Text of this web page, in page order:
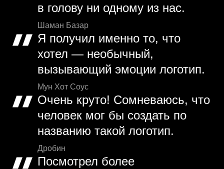
в голову ни одному из нас.
Шаман Базар
Я получил именно то, что
хотел — необычный,
вызывающий эмоции логотип.
Мун Хот Соус
Очень круто! Сомневаюсь, что
человек мог бы создать по
названию такой логотип.
Дробин
Посмотрел более